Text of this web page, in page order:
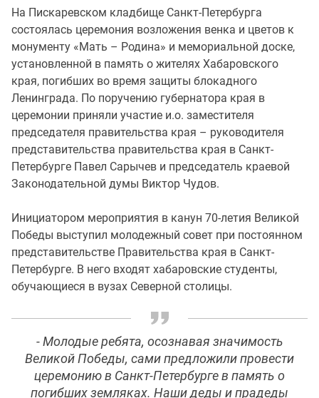
На Пискаревском кладбище Санкт-Петербурга
состоялась церемония возложения венка и цветов к
монументу «Мать – Родина» и мемориальной доске,
установленной в память о жителях Хабаровского
края, погибших во время защиты блокадного
Ленинграда. По поручению губернатора края в
церемонии приняли участие и.о. заместителя
председателя правительства края – руководителя
представительства правительства края в Санкт-
Петербурге Павел Сарычев и председатель краевой
Законодательной думы Виктор Чудов.
Инициатором мероприятия в канун 70-летия Великой
Победы выступил молодежный совет при постоянном
представительстве Правительства края в Санкт-
Петербурге. В него входят хабаровские студенты,
обучающиеся в вузах Северной столицы.
- Молодые ребята, осознавая значимость
Великой Победы, сами предложили провести
церемонию в Санкт-Петербурге в память о
погибших земляках. Наши деды и прадеды